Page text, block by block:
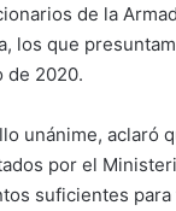
de la
los que
de 2020.
unánime, aclaró
por el
suficientes